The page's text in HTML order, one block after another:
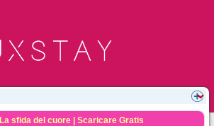
La sfida del cuore | Scaricare Gratis